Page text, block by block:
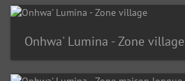
Onhwa' Lumina - Zone village